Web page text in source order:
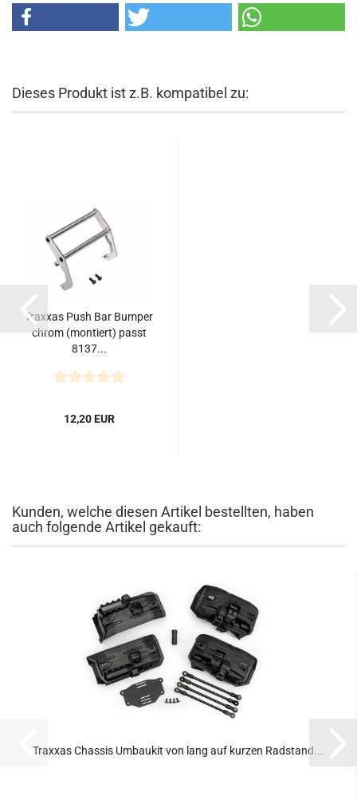
Dieses Produkt ist z.B. kompatibel zu:
Traxxas Push Bar Bumper
chrom (montiert) passt
8137...
12,20 EUR
Kunden, welche diesen Artikel bestellten, haben
auch folgende Artikel gekauft:
Traxxas Chassis Umbaukit von lang auf kurzen Radstand...